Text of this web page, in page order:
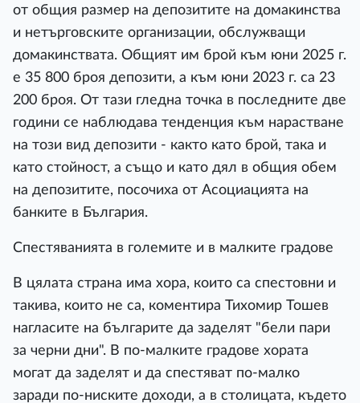
от общия размер на депозитите на домакинства
и нетърговските организации, обслужващи
домакинствата. Общият им брой към юни 2025 г.
е 35 800 броя депозити, а към юни 2023 г. са 23
200 броя. От тази гледна точка в последните две
години се наблюдава тенденция към нарастване
на този вид депозити - както като брой, така и
като стойност, а също и като дял в общия обем
на депозитите, посочиха от Асоциацията на
банките в България.
Спестяванията в големите и в малките градове
В цялата страна има хора, които са спестовни и
такива, които не са, коментира Тихомир Тошев
нагласите на българите да заделят "бели пари
за черни дни". В по-малките градове хората
могат да заделят и да спестяват по-малко
заради по-ниските доходи, а в столицата, където